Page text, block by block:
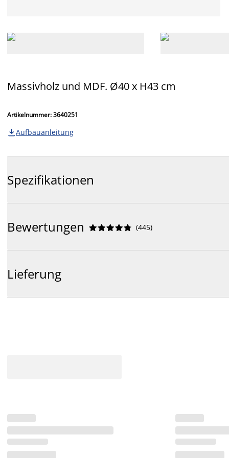
Massivholz und MDF. Ø40 x H43 cm
Artikelnummer: 3640251
 Aufbauanleitung
Spezifikationen
Bewertungen 




 (445)
Lieferung